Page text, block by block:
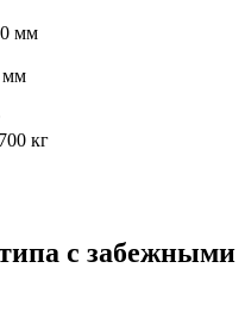
мм
мм
кг
с забежными